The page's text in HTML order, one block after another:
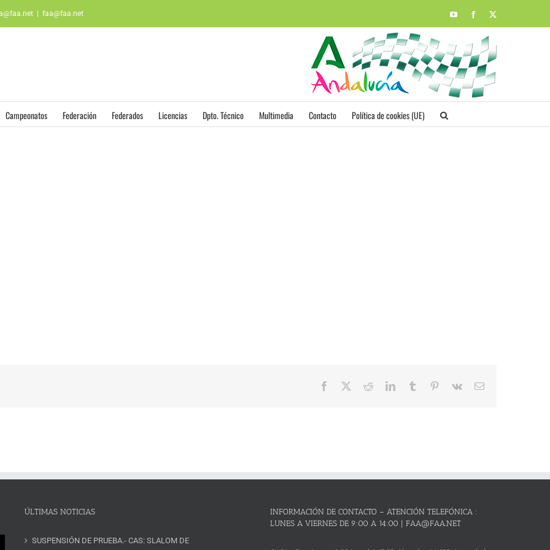
faa@faa.net YouTubeFacebook
Campeonatos Federación Federados Licencias Dpto. Técnico Multimedia Contacto Política de cookies (UE)
Facebook RedditLinkedInTumblr Pinterest
Vk
Correo
ÚLTIMAS NOTICIAS
SUSPENSIÓN DE PRUEBA.- CAS: SLALOM DE
INFORMACIÓN DE CONTACTO – ATENCIÓN TELEFÓNICA :
LUNES A VIERNES DE 9:00 A 14:00 | FAA@FAA.NET